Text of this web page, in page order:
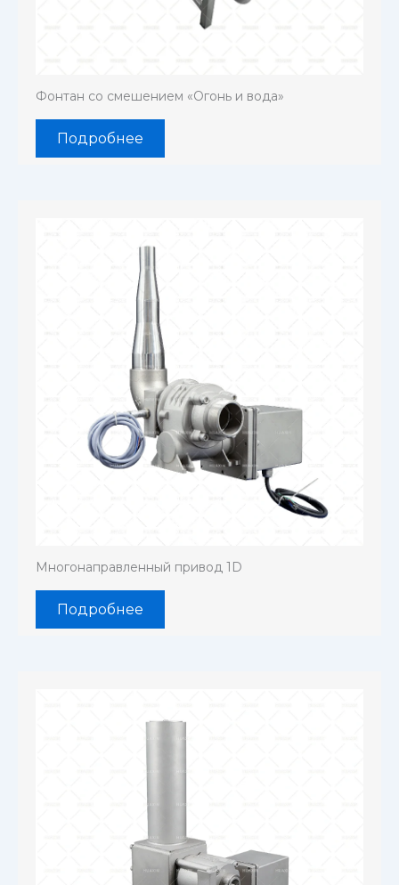
Фонтан со смешением «Огонь и вода»
Подробнее
Многонаправленный привод 1D
Подробнее